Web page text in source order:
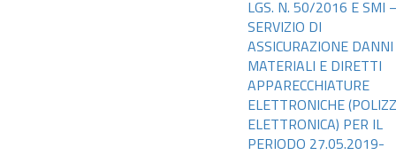
LGS. N. 50/2016 E SMI
SERVIZIO DI
ASSICURAZIONE DANNI
MATERIALI E DIRETTI
APPARECCHIATURE
ELETTRONICHE
ELETTRONICA) PER IL
PERIODO 27.05.2019-